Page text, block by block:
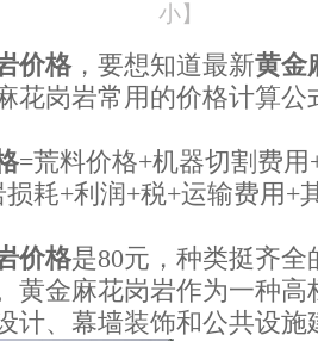
小】
价格，要想知道最新黄金
花岗岩常用的价格计算公
=荒料价格+机器切割费
耗+利润+税+运输费用+
价格是80元，种类挺齐
黄金麻花岗岩作为一种高
计、幕墙装饰和公共设施